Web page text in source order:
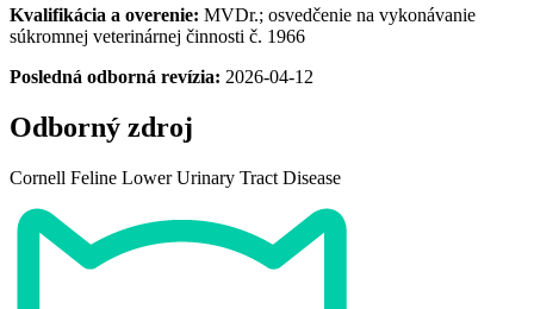
Kvalifikácia a overenie: MVDr.; osvedčenie na vykonávanie
súkromnej veterinárnej činnosti č. 1966
Posledná odborná revízia: 2026-04-12
Odborný zdroj
Cornell Feline Lower Urinary Tract DiseaseCornell
Lower